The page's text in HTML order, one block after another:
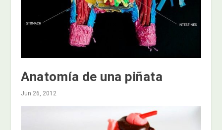
Anatomía de una piñata
Jun 26, 2012